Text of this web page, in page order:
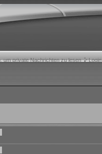
um private Nachrichten zu lesen Login